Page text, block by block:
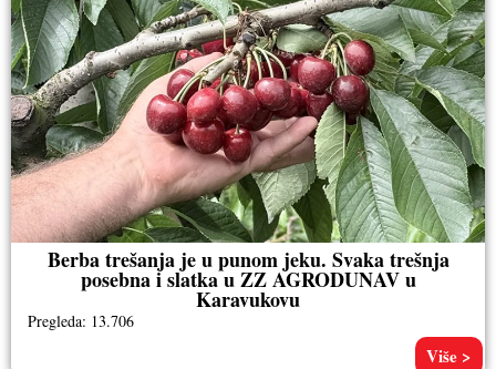
Berba trešanja je u punom jeku. Svaka trešnja
posebna i slatka u ZZ AGRODUNAV u
Karavukovu
Pregleda: 13.706
Više >